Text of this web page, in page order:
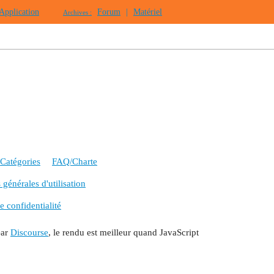
Archives : Forum Matériel
Catégories FAQ/Charte
d'utilisation
confidentialité
Discourse, le rendu est meilleur quand JavaScript